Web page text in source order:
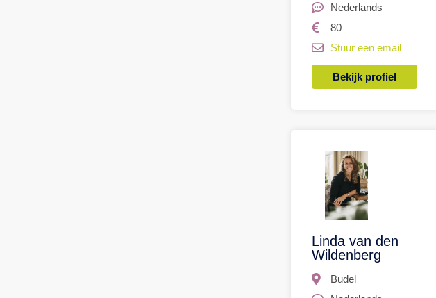
Nederlands
80
Stuur een email
Bekijk profiel
Linda van den
Wildenberg
Budel